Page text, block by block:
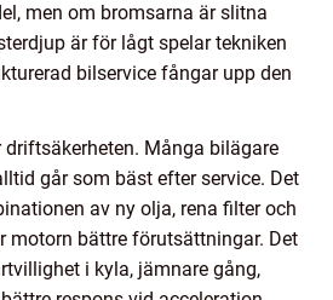
men om bromsarna är slitna
är för lågt spelar tekniken
bilservice fångar upp den
driftsäkerheten. Många bilägare
går som bäst efter service. Det
av ny olja, rena filter och
motorn bättre förutsättningar. Det
i kyla, jämnare gång,